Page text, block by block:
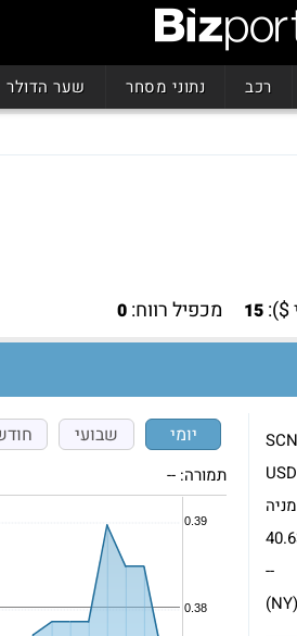
רכב נתוני מסחר שער הדולר
$):
15 מכפיל רווח: 0
USD
מניה
--
יומי שבועי
תמורה: --